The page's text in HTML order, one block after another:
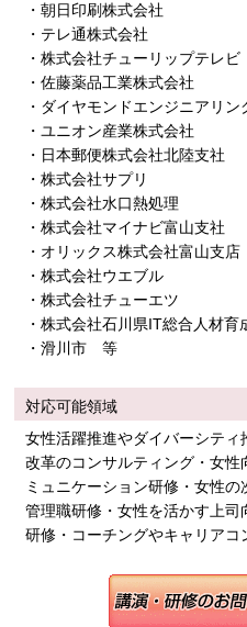
・朝日印刷株式会社
・テレ通株式会社
・株式会社チューリップテレビ
・佐藤薬品工業株式会社
・ダイヤモンドエンジニアリン
・ユニオン産業株式会社
・日本郵便株式会社北陸支社
・株式会社サプリ
・株式会社水口熱処理
・株式会社マイナビ富山支社
・オリックス株式会社富山支店
・株式会社ウエブル
・株式会社チューエツ
・株式会社石川県IT総合人材育
・滑川市 等
対応可能領域
女性活躍推進やダイバーシテ
改革のコンサルティング・女
ミュニケーション研修・女性
管理職研修・女性を活かす上
研修・コーチングやキャリアコ